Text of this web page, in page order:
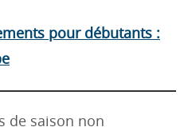
pour débutants :
de saison non